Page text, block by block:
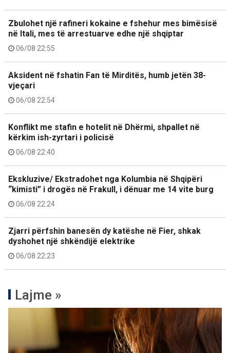
Zbulohet një rafineri kokaine e fshehur mes bimësisë
në Itali, mes të arrestuarve edhe një shqiptar
06/08 22:55
Aksident në fshatin Fan të Mirditës, humb jetën 38-
vjeçari
06/08 22:54
Konflikt me stafin e hotelit në Dhërmi, shpallet në
kërkim ish-zyrtari i policisë
06/08 22:40
Ekskluzive/ Ekstradohet nga Kolumbia në Shqipëri
“kimisti” i drogës në Frakull, i dënuar me 14 vite burg
06/08 22:24
Zjarri përfshin banesën dy katëshe në Fier, shkak
dyshohet një shkëndijë elektrike
06/08 22:23
Lajme »